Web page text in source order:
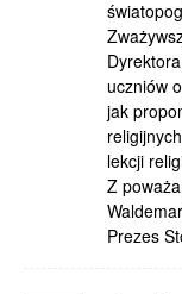
uczniów
jak
lekcji
Z
Prezes